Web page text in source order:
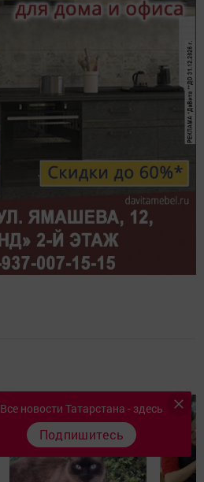
Все новости Татарстана - здесь
Подпишитесь